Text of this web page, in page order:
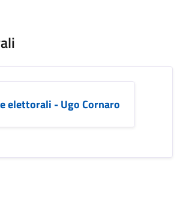
elettorali - Ugo Cornaro